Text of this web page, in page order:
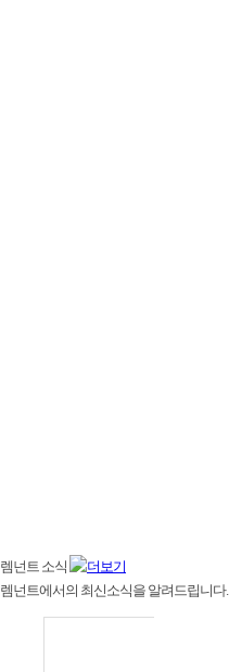
렘넌트 소식
렘넌트에서의 최신소식을 알려드립니다.